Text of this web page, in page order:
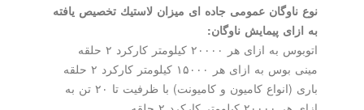
نوع ناوگان عمومی جاده ای میزان لاستیك تخصیص یافته
به ازای پیمایش ناوگان:
اتوبوس به ازای هر ۲۰۰۰۰ كیلومتر كاركرد ۲ حلقه
مینی بوس به ازای هر ۱۵۰۰۰ كیلومتر كاركرد ۲ حلقه
باری (انواع كامیون و كامیونت) با ظرفیت تا ۲۰ تن به